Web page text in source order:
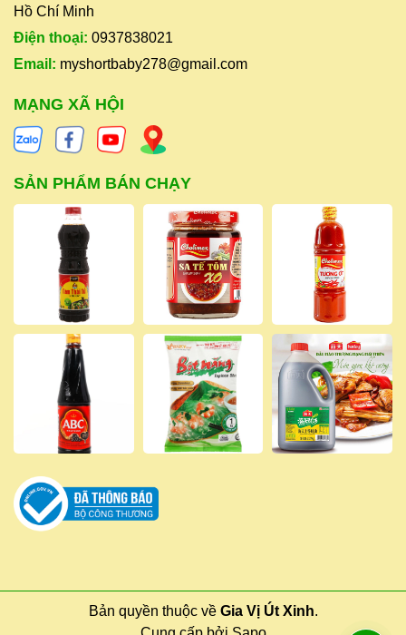
Hồ Chí Minh
Điện thoại: 0937838021
Email: myshortbaby278@gmail.com
MẠNG XÃ HỘI
SẢN PHẨM BÁN CHẠY
Bản quyền thuộc về Gia Vị Út Xinh.